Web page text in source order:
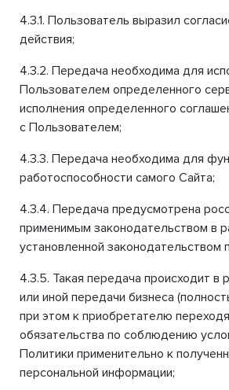
4.3.1. Пользователь выразил
действия;
4.3.2. Передача необходима для
Пользователем определенного
исполнения определенного
с Пользователем;
4.3.3. Передача необходима для
работоспособности самого Сайта;
4.3.4. Передача предусмотрена
применимым законодательством в
установленной законодательством
4.3.5. Такая передача происходит в
или иной передачи бизнеса
при этом к приобретателю
обязательства по соблюдению
Политики применительно к
персональной информации;